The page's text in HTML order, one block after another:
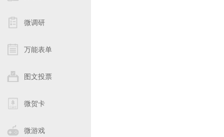
微调研
万能表单
图文投票
微贺卡
微游戏